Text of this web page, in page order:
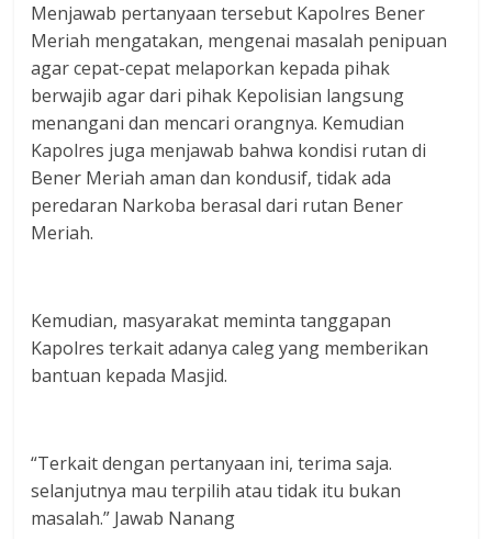
Menjawab pertanyaan tersebut Kapolres Bener
Meriah mengatakan, mengenai masalah penipuan
agar cepat-cepat melaporkan kepada pihak
berwajib agar dari pihak Kepolisian langsung
menangani dan mencari orangnya. Kemudian
Kapolres juga menjawab bahwa kondisi rutan di
Bener Meriah aman dan kondusif, tidak ada
peredaran Narkoba berasal dari rutan Bener
Meriah.
Kemudian, masyarakat meminta tanggapan
Kapolres terkait adanya caleg yang memberikan
bantuan kepada Masjid.
“Terkait dengan pertanyaan ini, terima saja.
selanjutnya mau terpilih atau tidak itu bukan
masalah.” Jawab Nanang